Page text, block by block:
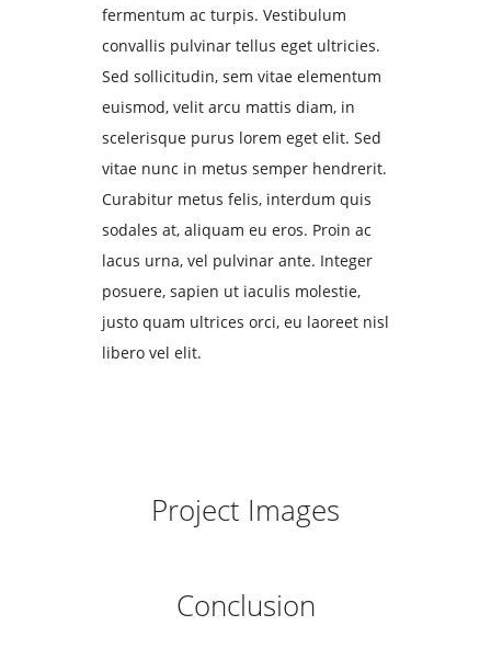
fermentum ac turpis. Vestibulum
convallis pulvinar tellus eget ultricies.
Sed sollicitudin, sem vitae elementum
euismod, velit arcu mattis diam, in
scelerisque purus lorem eget elit. Sed
vitae nunc in metus semper hendrerit.
Curabitur metus felis, interdum quis
sodales at, aliquam eu eros. Proin ac
lacus urna, vel pulvinar ante. Integer
posuere, sapien ut iaculis molestie,
justo quam ultrices orci, eu laoreet nisl
libero vel elit.
Project Images
Conclusion